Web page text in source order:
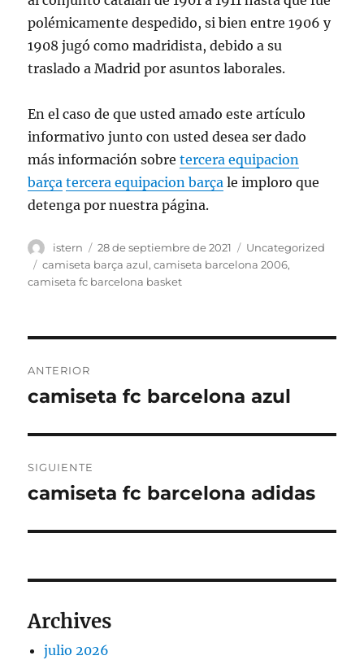
polémicamente despedido, si bien entre 1906 y
1908 jugó como madridista, debido a su
traslado a Madrid por asuntos laborales.
En el caso de que usted amado este artículo
informativo junto con usted desea ser dado
más información sobretercera equipacion
barça tercera equipacion barça le imploro que
detenga por nuestra página.
Autor
istern
Publicado
el
28 de septiembre de 2021 Categorías
Uncategorized
Etiquetas
camiseta barça azul,camiseta barcelona 2006,
camiseta fc barcelona basket
de
ANTERIOR
Entrada
camiseta fc barcelona azul
SIGUIENTE
Entrada
camiseta fc barcelona adidas
Archives
julio 2026